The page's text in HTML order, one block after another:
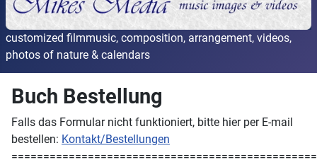
customized filmmusic, composition, arrangement, videos,
photos of nature & calendars
Buch Bestellung
Falls das Formular nicht funktioniert, bitte hier per E-mail
bestellen: Kontakt/Bestellungen